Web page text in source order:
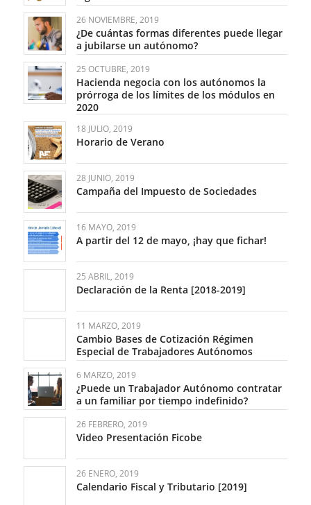
26 NOVIEMBRE, 2019
¿De cuántas formas diferentes puede llegar
a jubilarse un autónomo?
25 OCTUBRE, 2019
Hacienda negocia con los autónomos la
prórroga de los límites de los módulos en
2020
18 JULIO, 2019
Horario de Verano
28 JUNIO, 2019
Campaña del Impuesto de Sociedades
16 MAYO, 2019
A partir del 12 de mayo, ¡hay que fichar!
25 ABRIL, 2019
Declaración de la Renta [2018-2019]
11 MARZO, 2019
Cambio Bases de Cotización Régimen
Especial de Trabajadores Autónomos
6 MARZO, 2019
¿Puede un Trabajador Autónomo contratar
a un familiar por tiempo indefinido?
26 FEBRERO, 2019
Video Presentación Ficobe
26 ENERO, 2019
Calendario Fiscal y Tributario [2019]